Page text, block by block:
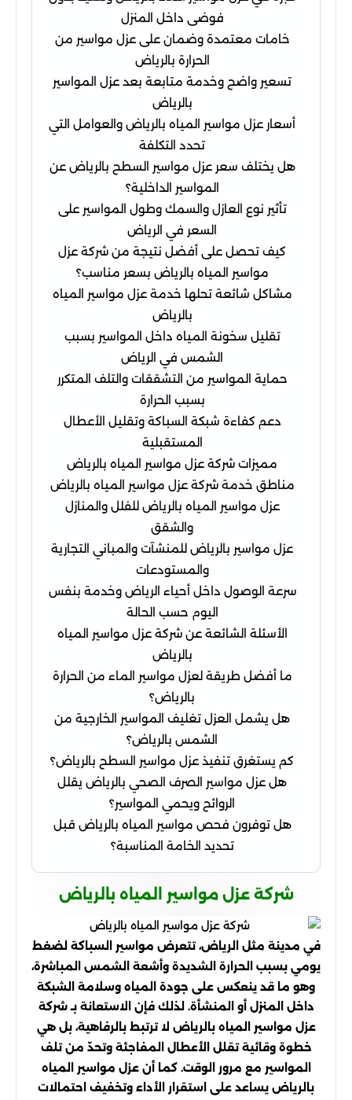
فوضى داخل المنزل
خامات معتمدة وضمان على عزل مواسير من
الحرارة بالرياض
تسعير واضح وخدمة متابعة بعد عزل المواسير
بالرياض
أسعار عزل مواسير المياه بالرياض والعوامل التي
تحدد التكلفة
هل يختلف سعر عزل مواسير السطح بالرياض عن
المواسير الداخلية؟
تأثير نوع العازل والسمك وطول المواسير على
السعر في الرياض
كيف تحصل على أفضل نتيجة من شركة عزل
مواسير المياه بالرياض بسعر مناسب؟
مشاكل شائعة تحلها خدمة عزل مواسير المياه
بالرياض
تقليل سخونة المياه داخل المواسير بسبب
الشمس في الرياض
حماية المواسير من التشققات والتلف المتكرر
بسبب الحرارة
دعم كفاءة شبكة السباكة وتقليل الأعطال
المستقبلية
مميزات شركة عزل مواسير المياه بالرياض
مناطق خدمة شركة عزل مواسير المياه بالرياض
عزل مواسير المياه بالرياض للفلل والمنازل
والشقق
عزل مواسير بالرياض للمنشآت والمباني التجارية
والمستودعات
سرعة الوصول داخل أحياء الرياض وخدمة بنفس
اليوم حسب الحالة
الأسئلة الشائعة عن شركة عزل مواسير المياه
بالرياض
ما أفضل طريقة لعزل مواسير الماء من الحرارة
بالرياض؟
هل يشمل العزل تغليف المواسير الخارجية من
الشمس بالرياض؟
كم يستغرق تنفيذ عزل مواسير السطح بالرياض؟
هل عزل مواسير الصرف الصحي بالرياض يقلل
الروائح ويحمي المواسير؟
هل توفرون فحص مواسير المياه بالرياض قبل
تحديد الخامة المناسبة؟
شركة عزل مواسير المياه بالرياض
في مدينة مثل الرياض، تتعرض مواسير السباكة لضغط
يومي بسبب الحرارة الشديدة وأشعة الشمس المباشرة،
وهو ما قد ينعكس على جودة المياه وسلامة الشبكة
داخل المنزل أو المنشأة. لذلك فإن الاستعانة بـ شركة
عزل مواسير المياه بالرياض لا ترتبط بالرفاهية، بل هي
خطوة وقائية تقلل الأعطال المفاجئة وتحدّ من تلف
المواسير مع مرور الوقت. كما أن عزل مواسير المياه
بالرياض يساعد على استقرار الأداء وتخفيف احتمالات